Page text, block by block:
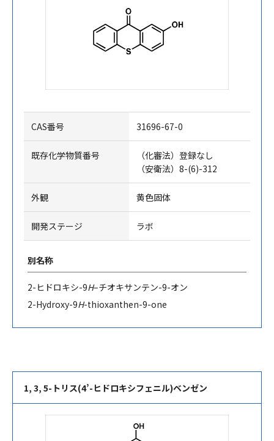
CAS番号 31696-67-0
既存化学物質番号
（化審法）登録なし
（安衛法）8-(6)-312
外観 黄色固体
開発ステージ ラボ
別名称
2- ヒドロキシ-9H–チオキサンテン-9-オン
2-Hydroxy-9H-thioxanthen-9-one
1, 3, 5-トリス(4’-ヒドロキシフェニル)ベンゼン